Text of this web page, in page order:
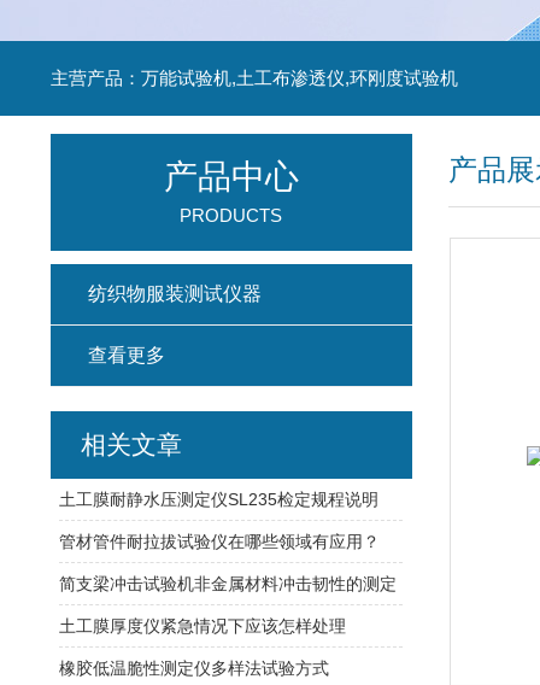
主营产品：万能试验机,土工布渗透仪,环刚度试验机
产品
产品中心
PRODUCTS
纺织物服装测试仪器
查看更多
相关文章
土工膜耐静水压测定仪SL235检定规程说明
管材管件耐拉拔试验仪在哪些领域有应用？
简支梁冲击试验机非金属材料冲击韧性的测定
土工膜厚度仪紧急情况下应该怎样处理
橡胶低温脆性测定仪多样法试验方式